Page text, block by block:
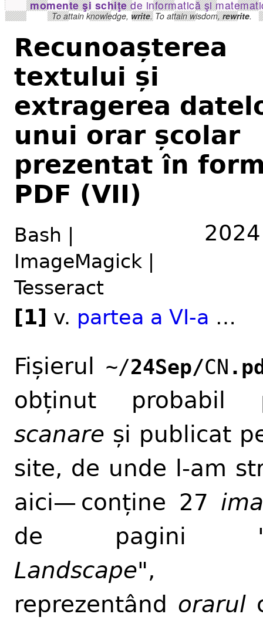
momente şi schiţede informatică şi
To attain knowledge, write. To attain wisdom,rewrite.
Recunoașterea
textului și
extragerea
unui orar școlar
prezentat în
PDF (VII)
Bash |
ImageMagick |
Tesseract
[1] v. partea a VI-a …
Fișierul ~/24Sep/CN
obținut probabil
scanare și publicat
site, de unde l-am
aici— conține 27
de pagini
Landscape",
reprezentând orarul